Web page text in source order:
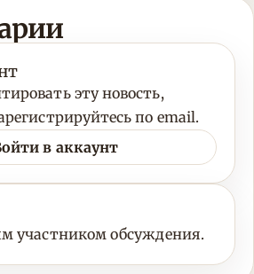
эту новость,
по email.
в аккаунт
участником обсуждения.